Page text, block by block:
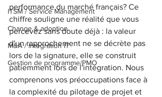
ITSM / Service Management
Change & adoption
M&A / intégration IT
Gestion de programme/PMO
performance du marché français? Ce
chiffre souligne une réalité que vous
percevez sans doute déjà : la valeur
d'un rapprochement ne se décrète pas
lors de la signature, elle se construit
patiemment lors de l'intégration. Nous
comprenons vos préoccupations face à
la complexité du pilotage de projet et